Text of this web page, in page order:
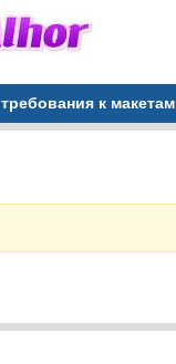
к макетам